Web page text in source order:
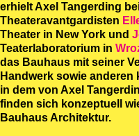
erhielt Axel Tangerding
Theateravantgardisten
Theater in New York und
Teaterlaboratorium in
das Bauhaus mit seiner
Handwerk sowie
in dem von Axel
finden sich konzeptuell
Bauhaus Architektur.